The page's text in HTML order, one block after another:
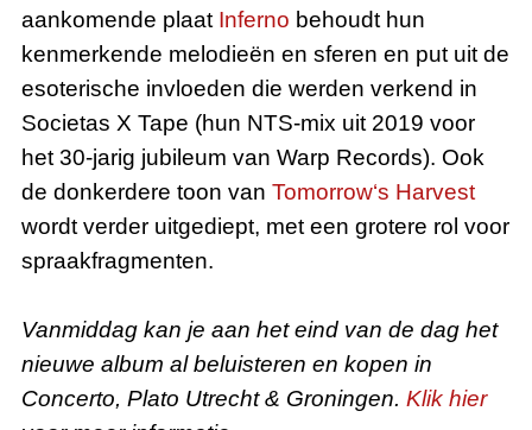
aankomende plaat Inferno behoudt hun
kenmerkende melodieën en sferen en put uit de
esoterische invloeden die werden verkend in
Societas X Tape (hun NTS-mix uit 2019 voor
het 30-jarig jubileum van Warp Records). Ook
de donkerdere toon van Tomorrow‘s Harvest
wordt verder uitgediept, met een grotere rol voor
spraakfragmenten.
Vanmiddag kan je aan het eind van de dag het
nieuwe album al beluisteren en kopen in
Concerto, Plato Utrecht & Groningen. Klik hier